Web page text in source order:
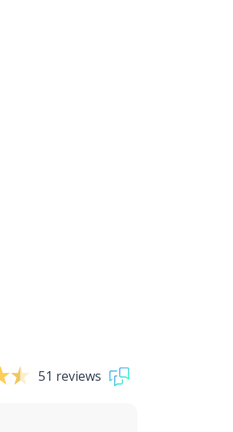
51 reviews